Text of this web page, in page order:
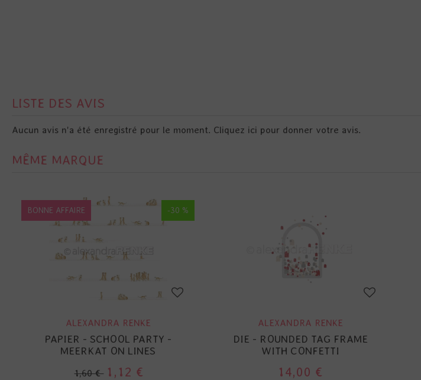
LISTE DES AVIS
Aucun avis n'a été enregistré pour le moment. Cliquez ici pour donner votre avis.
MÊME MARQUE
BONNE AFFAIRE -30 %
ALEXANDRA RENKE
PAPIER - SCHOOL PARTY -
MEERKAT ON LINES
1,60 € 1,12 €
ALEXANDRA RENKE
DIE - ROUNDED TAG FRAME
WITH CONFETTI
14,00 €